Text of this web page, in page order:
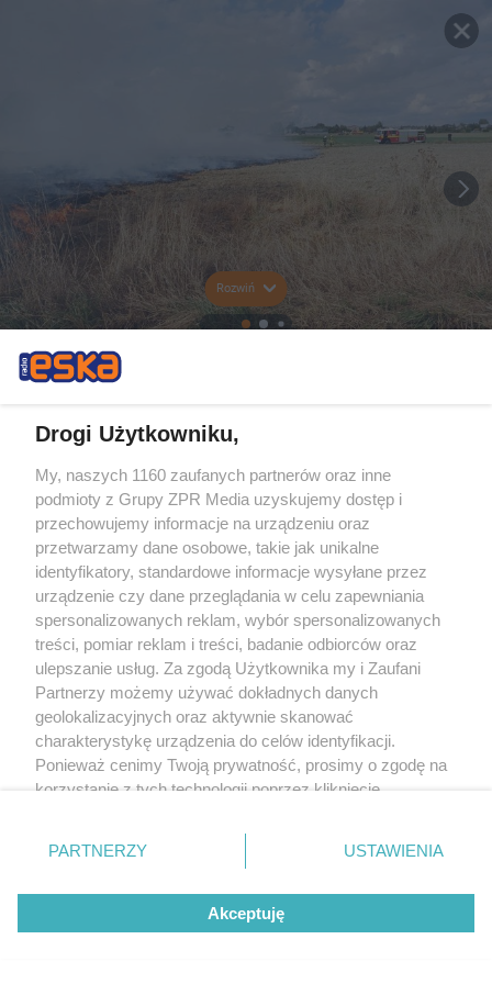
Rozwiń
Drogi Użytkowniku,
My, naszych 1160 zaufanych partnerów oraz inne
podmioty z Grupy ZPR Media uzyskujemy dostęp i
przechowujemy informacje na urządzeniu oraz
przetwarzamy dane osobowe, takie jak unikalne
identyfikatory, standardowe informacje wysyłane przez
urządzenie czy dane przeglądania w celu zapewniania
spersonalizowanych reklam, wybór spersonalizowanych
treści, pomiar reklam i treści, badanie odbiorców oraz
ulepszanie usług. Za zgodą Użytkownika my i Zaufani
Partnerzy możemy używać dokładnych danych
geolokalizacyjnych oraz aktywnie skanować
charakterystykę urządzenia do celów identyfikacji.
Ponieważ cenimy Twoją prywatność, prosimy o zgodę na
korzystanie z tych technologii poprzez kliknięcie
zmienić/wycofać klikając przycisk ustawień prywatności
znajdujący się w lewym dolnym rogu strony
rodzaje przetwarzania danych nie wymagają zgody
użytkownika, ale masz prawo sprzeciwić się takiemu
przetwarzaniu. Preferencje będą miały zastosowanie tylko
PARTNERZY USTAWIENIA
Akceptuję